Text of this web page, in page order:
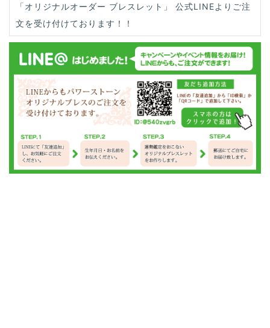
「オリジナルオーダー ブレスレット」 公式LINEよりご注
文を受け付けております！！